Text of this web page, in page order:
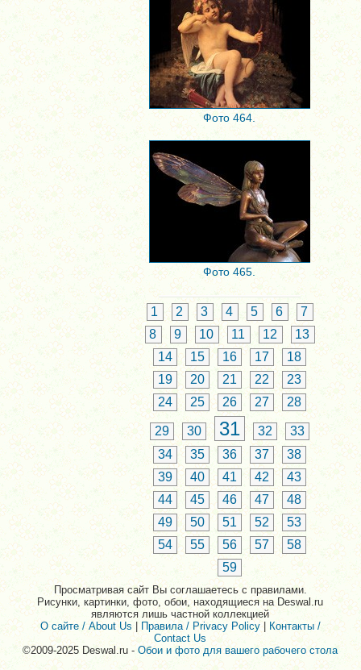
Фото 464.
Фото 465.
1 2 3 4 5 6
7
8
9 10 11 12
13
14
15 16 17
18
19
20 21 22
23
24
25 26 27 28
29 30 31 32
33
34
35 36 37
38
39
40 41 42
43
44
45 46 47
48
49
50 51 52
53
54
55 56 57
58
59
Просматривая сайт Вы соглашаетесь с правилами.
Рисунки, картинки, фото, обои, находящиеся на Deswal.ru
являются лишь частной коллекцией
О сайте / About Us
Правила / Privacy Policy| Контакты /
Contact Us
©2009-2025 Deswal.ru -Обои и фото для вашего рабочего стола